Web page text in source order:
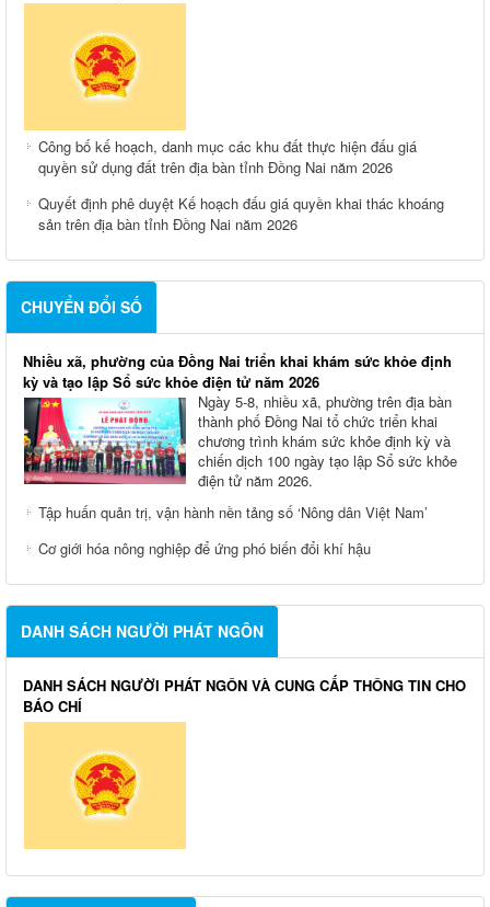
Công bố kế hoạch, danh mục các khu đất thực hiện đấu giá
quyền sử dụng đất trên địa bàn tỉnh Đồng Nai năm 2026
Quyết định phê duyệt Kế hoạch đấu giá quyền khai thác khoáng
sản trên địa bàn tỉnh Đồng Nai năm 2026
CHUYỂN ĐỔI SỐ
Nhiều xã, phường của Đồng Nai triển khai khám sức khỏe định
kỳ và tạo lập Sổ sức khỏe điện tử năm 2026
Ngày 5-8, nhiều xã, phường trên địa bàn
thành phố Đồng Nai tổ chức triển khai
chương trình khám sức khỏe định kỳ và
chiến dịch 100 ngày tạo lập Sổ sức khỏe
điện tử năm 2026.
Tập huấn quản trị, vận hành nền tảng số ‘Nông dân Việt Nam’
Cơ giới hóa nông nghiệp để ứng phó biến đổi khí hậu
DANH SÁCH NGƯỜI PHÁT NGÔN
DANH SÁCH NGƯỜI PHÁT NGÔN VÀ CUNG CẤP THÔNG TIN CHO
BÁO CHÍ